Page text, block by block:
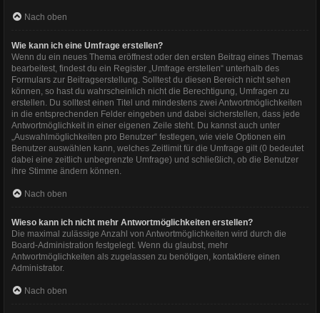
Nach oben
Wie kann ich eine Umfrage erstellen?
Wenn du ein neues Thema eröffnest oder den ersten Beitrag eines Themas
bearbeitest, findest du ein Register „Umfrage erstellen“ unterhalb des
Formulars zur Beitragserstellung. Solltest du diesen Bereich nicht sehen
können, so hast du wahrscheinlich nicht die Berechtigung, Umfragen zu
erstellen. Du solltest einen Titel und mindestens zwei Antwortmöglichkeiten
in die entsprechenden Felder eingeben und dabei sicherstellen, dass jede
Antwortmöglichkeit in einer eigenen Zeile steht. Du kannst auch unter
„Auswahlmöglichkeiten pro Benutzer“ festlegen, wie viele Optionen ein
Benutzer auswählen kann, welches Zeitlimit für die Umfrage gilt (0 bedeutet
dabei eine zeitlich unbegrenzte Umfrage) und schließlich, ob die Benutzer
ihre Stimme ändern können.
Nach oben
Wieso kann ich nicht mehr Antwortmöglichkeiten erstellen?
Die maximal zulässige Anzahl von Antwortmöglichkeiten wird durch die
Board-Administration festgelegt. Wenn du glaubst, mehr
Antwortmöglichkeiten als zugelassen zu benötigen, kontaktiere einen
Administrator.
Nach oben